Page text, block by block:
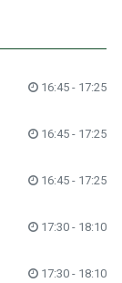
16:45 - 17:25
16:45 - 17:25
16:45 - 17:25
17:30 - 18:10
17:30 - 18:10